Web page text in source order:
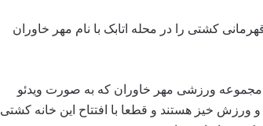
قهرمانی کشتی را در محله اتابک با نام مهر خاوران
منطقه ۱۵، محمد شیری شهردار منطقه ۱۵ در آیین افتتاح مجموعه ورزشی مهر خاوران که به صورت ویدئو
خیز هستند و قطعا با افتتاح این خانه کشتی